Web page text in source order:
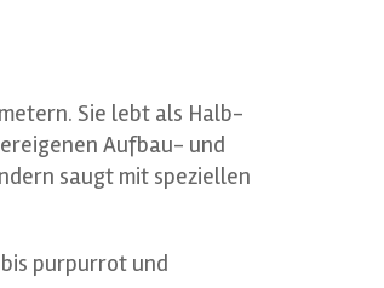
Sie lebt als Halb-
Aufbau- und
saugt mit speziellen
purpurrot und